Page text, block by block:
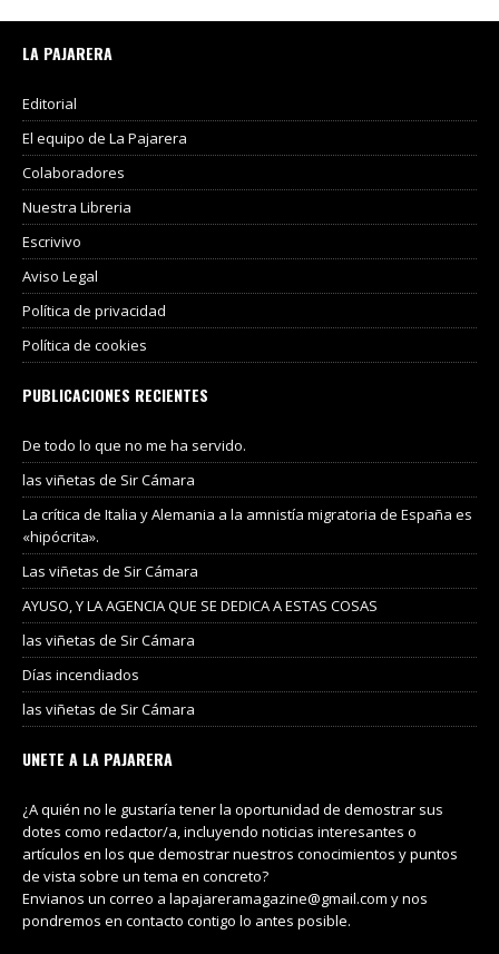
LA PAJARERA
Editorial
El equipo de La Pajarera
Colaboradores
Nuestra Libreria
Escrivivo
Aviso Legal
Política de privacidad
Política de cookies
PUBLICACIONES RECIENTES
De todo lo que no me ha servido.
las viñetas de Sir Cámara
La crítica de Italia y Alemania a la amnistía migratoria de España es
«hipócrita».
Las viñetas de Sir Cámara
AYUSO, Y LA AGENCIA QUE SE DEDICA A ESTAS COSAS
las viñetas de Sir Cámara
Días incendiados
las viñetas de Sir Cámara
UNETE A LA PAJARERA
¿A quién no le gustaría tener la oportunidad de demostrar sus
dotes como redactor/a, incluyendo noticias interesantes o
artículos en los que demostrar nuestros conocimientos y puntos
de vista sobre un tema en concreto?
Envianos un correo a lapajareramagazine@gmail.com y nos
pondremos en contacto contigo lo antes posible.